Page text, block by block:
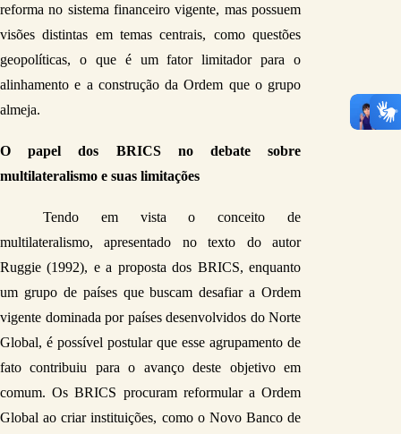
reforma no sistema financeiro vigente, mas possuem
visões distintas em temas centrais, como questões
geopolíticas, o que é um fator limitador para o
alinhamento e a construção da Ordem que o grupo
almeja.
O papel dos BRICS no debate sobre
multilateralismo e suas limitações
Tendo em vista o conceito de
multilateralismo, apresentado no texto do autor
Ruggie (1992), e a proposta dos BRICS, enquanto
um grupo de países que buscam desafiar a Ordem
vigente dominada por países desenvolvidos do Norte
Global, é possível postular que esse agrupamento de
fato contribuiu para o avanço deste objetivo em
comum. Os BRICS procuram reformular a Ordem
Global ao criar instituições, como o Novo Banco de